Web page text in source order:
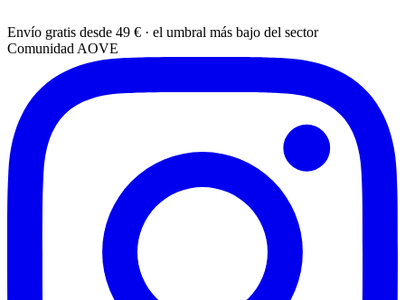
Envío gratis desde 49 € · el umbral más bajo del sector
Comunidad AOVE